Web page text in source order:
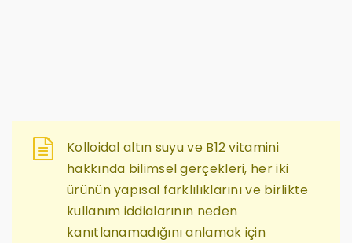
Kolloidal altın suyu ve B12 vitamini
hakkında bilimsel gerçekleri, her iki
ürünün yapısal farklılıklarını ve birlikte
kullanım iddialarının neden
kanıtlanamadığını anlamak için